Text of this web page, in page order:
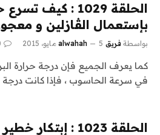
الحلقة 1029 : كيف
بإستعمال الڤازلين و
بواسطة فريق alwahah 5 مايو، 2015
كما يعرف الجميع فإن درجة حرارة
في سرعة الحاسوب ، فإذا كانت درجة
الحلقة 1023 :